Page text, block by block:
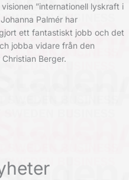
”internationell lyskraft i
Palmér har
ett fantastiskt jobb och det
jobba vidare från den
Berger.